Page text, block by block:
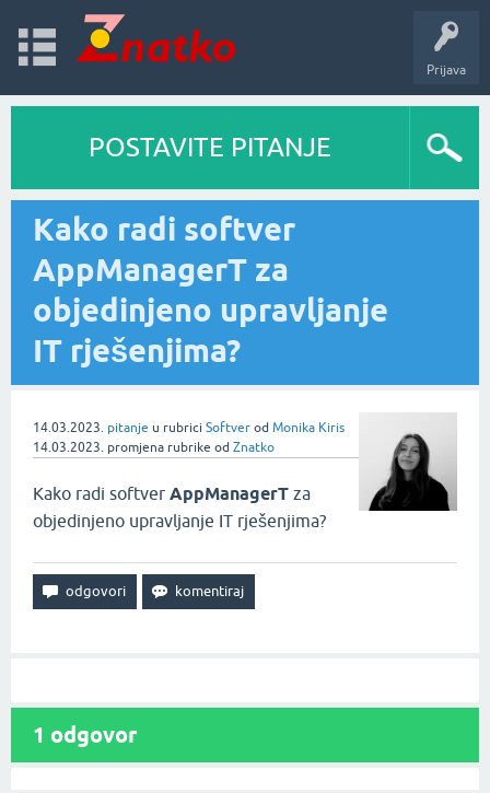
Prijava
POSTAVITE PITANJE
Kako radi softver
AppManagerT za
objedinjeno upravljanje
IT rješenjima?
14.03.2023. pitanje u rubrici Softver od Monika Kiris
14.03.2023. promjena rubrike od Znatko
Kako radi softver AppManagerT za
objedinjeno upravljanje IT rješenjima?
1 odgovor